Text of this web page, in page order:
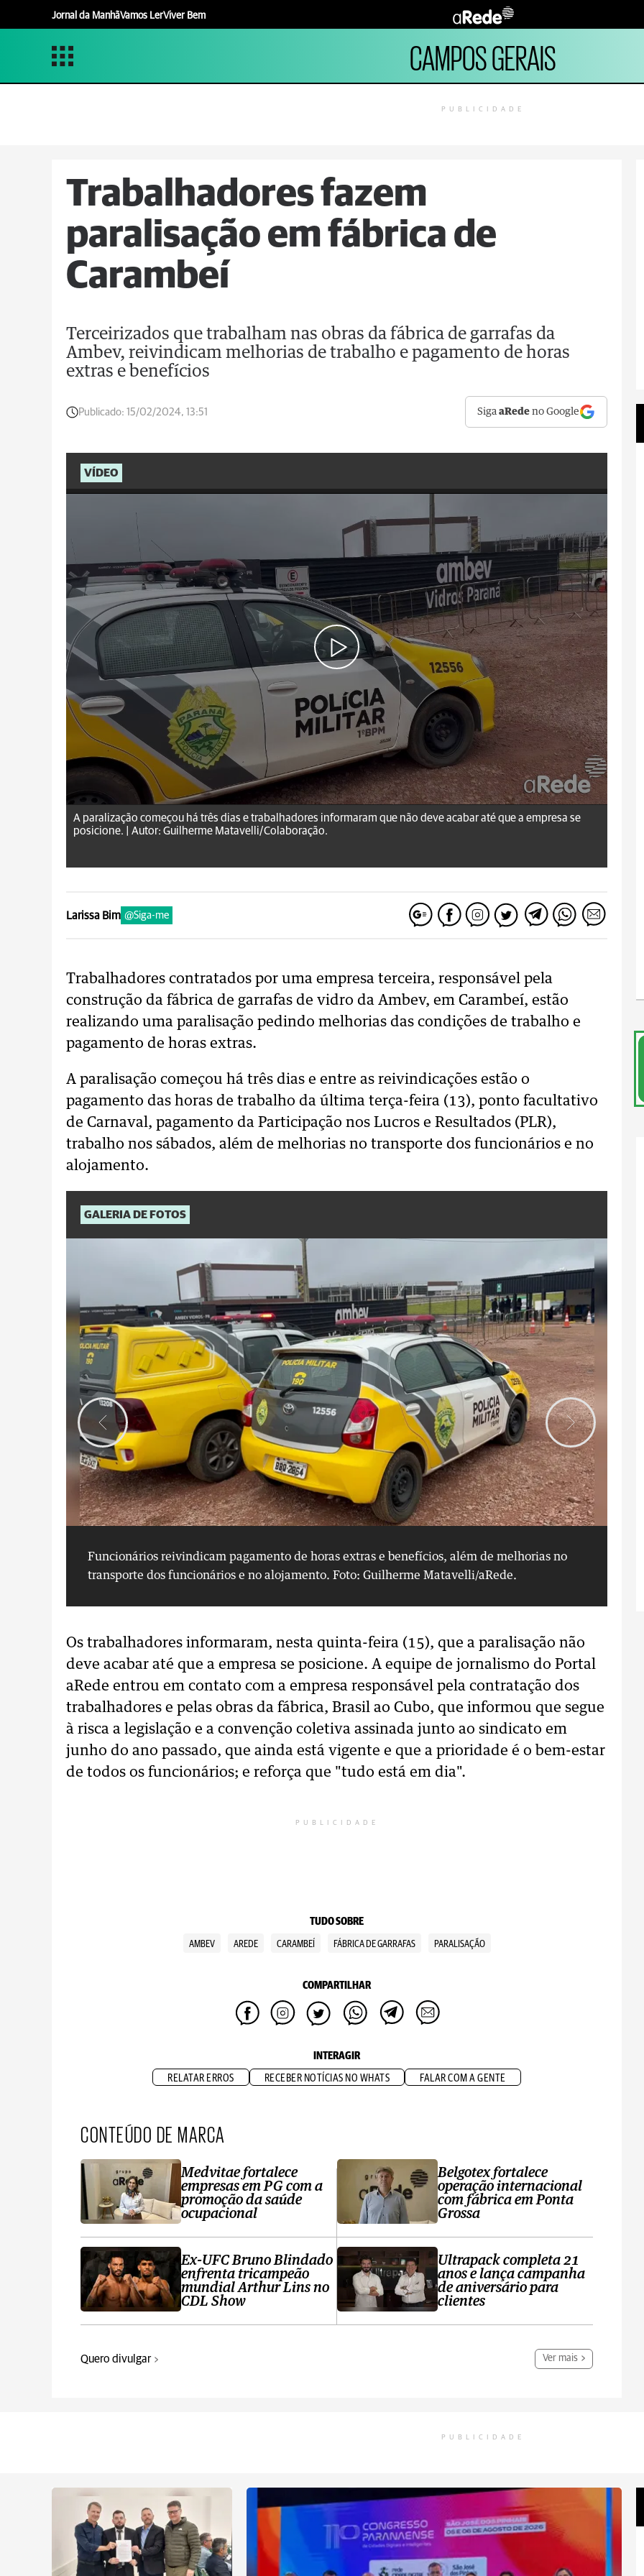
Jornal da ManhãVamos LerViver Bem
CAMPOS GERAIS
PUBLICIDADE
Trabalhadores fazem
paralisação em fábrica de
Carambeí
Terceirizados que trabalham nas obras da fábrica de garrafas da
Ambev, reivindicam melhorias de trabalho e pagamento de horas
extras e benefícios
Publicado: 15/02/2024, 13:51 SigaaRede no Google
VÍDEO
A paralização começou há três dias e trabalhadores informaram que não deve acabar até que a empresa se
posicione. |
Autor: Guilherme Matavelli/Colaboração.
Larissa Bim @Siga-me
Trabalhadores contratados por uma empresa terceira, responsável pela
construção da fábrica de garrafas de vidro da Ambev, em Carambeí, estão
realizando uma paralisação pedindo melhorias das condições de trabalho e
pagamento de horas extras.
A paralisação começou há três dias e entre as reivindicações estão o
pagamento das horas de trabalho da última terça-feira (13), ponto facultativo
de Carnaval, pagamento da Participação nos Lucros e Resultados (PLR),
trabalho nos sábados, além de melhorias no transporte dos funcionários e no
alojamento.
GALERIA DE FOTOS
Funcionários reivindicam pagamento de horas extras e benefícios, além de melhorias no
transporte dos funcionários e no alojamento. Foto: Guilherme Matavelli/aRede.
Os trabalhadores informaram, nesta quinta-feira (15), que a paralisação não
deve acabar até que a empresa se posicione. A equipe de jornalismo do Portal
aRede entrou em contato com a empresa responsável pela contratação dos
trabalhadores e pelas obras da fábrica, Brasil ao Cubo, que informou que segue
à risca a legislação e a convenção coletiva assinada junto ao sindicato em
junho do ano passado, que ainda está vigente e que a prioridade é o bem-estar
de todos os funcionários; e reforça que "tudo está em dia".
PUBLICIDADE
TUDO SOBRE
AMBEV AREDE CARAMBEÍ FÁBRICA DE GARRAFAS PARALISAÇÃO
COMPARTILHAR
INTERAGIR
RELATAR ERROS RECEBER NOTÍCIAS NO WHATS FALAR COM A GENTE
CONTEÚDO DE MARCA
Medvitae fortalece
empresas em PG com a
promoção da saúde
ocupacional
Ex-UFC Bruno Blindado
enfrenta tricampeão
mundial Arthur Lins no
CDL Show
Belgotex fortalece
operação internacional
com fábrica em Ponta
Grossa
Ultrapack completa 21
anos e lança campanha
de aniversário para
clientes
Quero divulgar Ver mais
PUBLICIDADE